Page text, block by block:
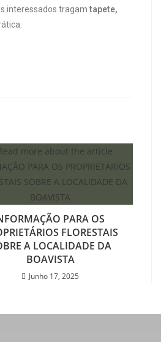
interessados tragam tapete,
PARA OS
FLORESTAIS
A LOCALIDADE DA
BOAVISTA
Junho 17, 2025